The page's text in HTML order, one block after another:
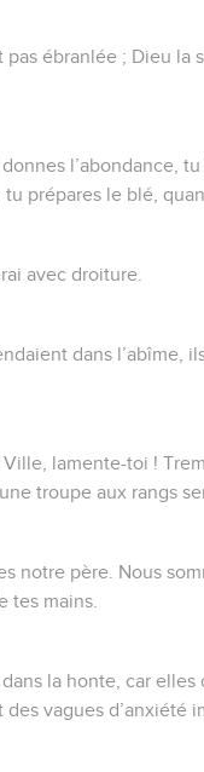
pas ébranlée ; Dieu la
l’abondance,
tu prépares le blé,
avec droiture.
dans l’abîme,
lamente-toi !
troupe aux rangs
notre père. Nous
tes mains.
la honte, car
vagues d’anxiété